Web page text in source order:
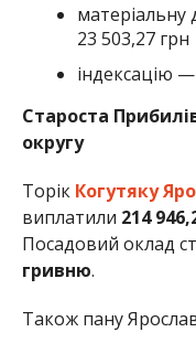
23 503,27 грн
індексацію
Староста
округу
Торік Когутяку
виплатили 214
Посадовий оклад
гривню.
Також пану